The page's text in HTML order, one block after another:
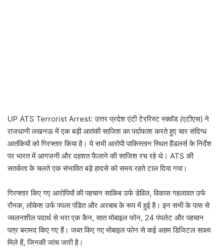
UP ATS Terrorist Arrest: उत्तर प्रदेश एंटी टेररिस्ट स्क्वॉड (एटीएस) ने
राजधानी लखनऊ में एक बड़ी आतंकी साजिश का पर्दाफाश करते हुए चार संदिग्ध
आतंकियों को गिरफ्तार किया है। ये सभी आरोपी पाकिस्तान स्थित हैंडलर्स के निर्देश
पर भारत में आगजनी और दहशत फैलाने की साजिश रच रहे थे। ATS की
सतर्कता के चलते एक संभावित बड़े हादसे को समय रहते टाल दिया गया।
गिरफ्तार किए गए आरोपियों की पहचान साकिब उर्फ डेविल, विकास गहलावत उर्फ
रौनक, लोकेश उर्फ पपला पंडित और अरबाब के रूप में हुई है। इन सभी के पास से
ज्वलनशील पदार्थ से भरा एक कैन, सात मोबाइल फोन, 24 पंपलेट और पहचान
पत्र बरामद किए गए हैं। जब्त किए गए मोबाइल फोन से कई अहम डिजिटल साक्ष्य
मिले हैं, जिनकी जांच जारी है।